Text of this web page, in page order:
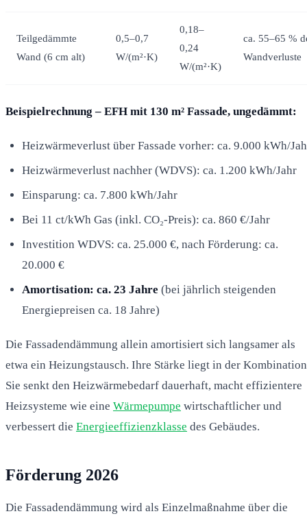
Teilgedämmte
Wand (6 cm alt)
0,5–0,7
W/(m²·K)
0,18–
0,24
W/(m²·K)
ca. 55–65 %
Wandverluste
Beispielrechnung – EFH mit 130 m² Fassade, ungedämmt:
Heizwärmeverlust über Fassade vorher: ca. 9.000 kWh/
Heizwärmeverlust nachher (WDVS): ca. 1.200 kWh/Jahr
Einsparung: ca. 7.800 kWh/Jahr
Bei 11 ct/kWh Gas (inkl. CO₂-Preis): ca. 860 €/Jahr
Investition WDVS: ca. 25.000 €, nach Förderung: ca.
20.000 €
Amortisation: ca. 23 Jahre (bei jährlich steigenden
Energiepreisen ca. 18 Jahre)
Die Fassadendämmung allein amortisiert sich langsamer als
etwa ein Heizungstausch. Ihre Stärke liegt in der
Sie senkt den Heizwärmebedarf dauerhaft, macht effizientere
Heizsysteme wie eine Wärmepumpe wirtschaftlicher und
verbessert die Energieeffizienzklasse des Gebäudes.
Förderung 2026
Die Fassadendämmung wird als Einzelmaßnahme über die